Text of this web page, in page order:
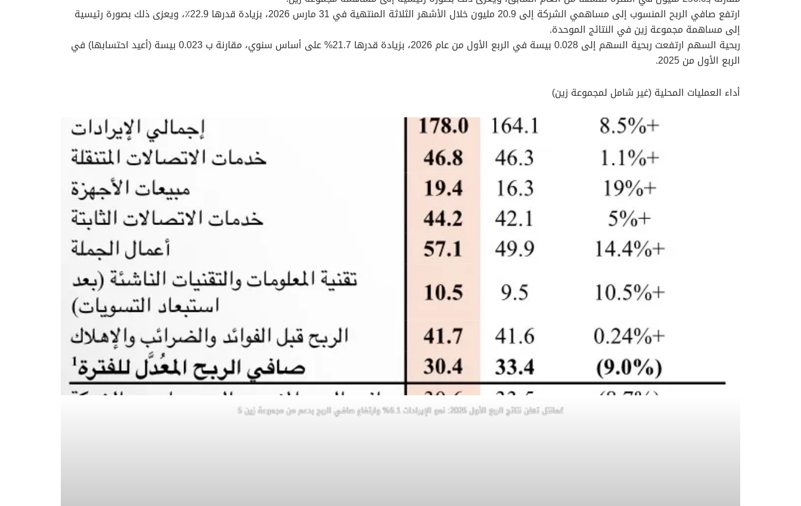
ارتفع صافي الربح المنسوب إلى مساهمي الشركة إلى 20.9 مليون خلال الأشهر الثلاثة المنتهية في 31 مارس 2026، بزيادة قدرها 22.9٪، ويعزى ذلك بصورة رئيسية
إلى مساهمة مجموعة زين في النتائج الموحدة.
ربحية السهم ارتفعت ربحية السهم إلى 0.028 بيسة في الربع الأول من عام 2026، بزيادة قدرها 21.7% على أساس سنوي، مقارنة ب 0.023 بيسة (أعيد احتسابها) في
الربع الأول من 2025.
أداء العمليات المحلية (غير شامل لمجموعة زين)​
عُمانتل تعلن نتائج الربع الأول 2026: نمو الإيرادات 6.1% وارتفاع صافي الربح بدعم من مجموعة زين 5